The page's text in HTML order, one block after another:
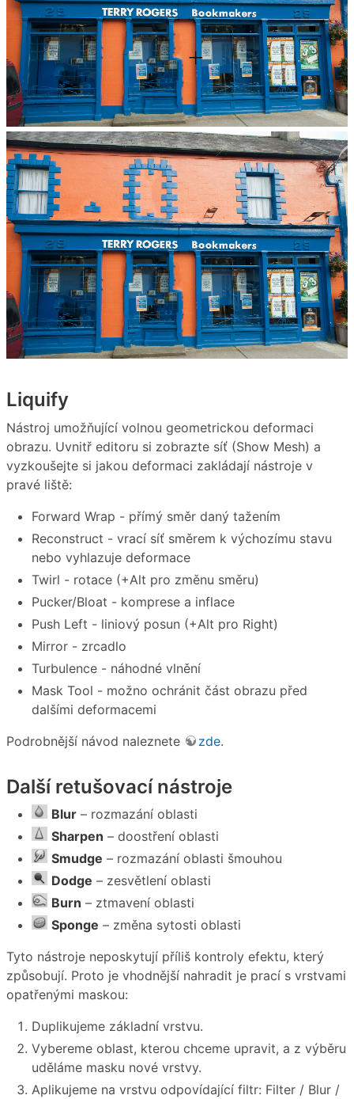
Liquify
Nástroj umožňující volnou geometrickou deformaci
obrazu. Uvnitř editoru si zobrazte síť (Show Mesh) a
vyzkoušejte si jakou deformaci zakládají nástroje v
pravé liště:
Forward Wrap - přímý směr daný tažením
Reconstruct - vrací síť směrem k výchozímu stavu
nebo vyhlazuje deformace
Twirl - rotace (+Alt pro změnu směru)
Pucker/Bloat - komprese a inflace
Push Left - liniový posun (+Alt pro Right)
Mirror - zrcadlo
Turbulence - náhodné vlnění
Mask Tool - možno ochránit část obrazu před
dalšími deformacemi
Podrobnější návod naleznete
zde.
Další retušovací nástroje
Blur – rozmazání oblasti
Sharpen – doostření oblasti
Smudge – rozmazání oblasti šmouhou
Dodge – zesvětlení oblasti
Burn – ztmavení oblasti
Sponge – změna sytosti oblasti
Tyto nástroje neposkytují příliš kontroly efektu, který
způsobují. Proto je vhodnější nahradit je prací s vrstvami
opatřenými maskou:
Duplikujeme základní vrstvu.
Vybereme oblast, kterou chceme upravit, a z výběru
uděláme masku nové vrstvy.
Aplikujeme na vrstvu odpovídající filtr: Filter / Blur /